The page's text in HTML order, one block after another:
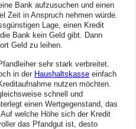
Bank aufzusuchen und einen
Zeit in Anspruch nehmen würde.
Lage, einen Kredit
Bank kein Geld gibt. Dann
Geld zu leihen.
sehr stark verbreitet.
in der Haushaltskasse einfach
nutzen möchten.
schnell und
einen Wertgegenstand, das
welche Höhe sich der Kredit
das Pfandgut ist, desto